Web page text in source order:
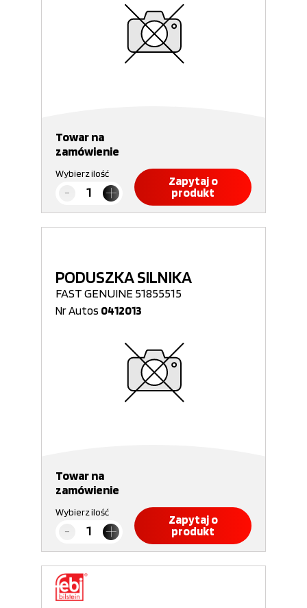
Towar na
zamówienie
Wybierz ilość
Zapytaj o
produkt
PODUSZKA SILNIKA
FAST GENUINE 51855515
Nr Autos 0412013
Towar na
zamówienie
Wybierz ilość
Zapytaj o
produkt